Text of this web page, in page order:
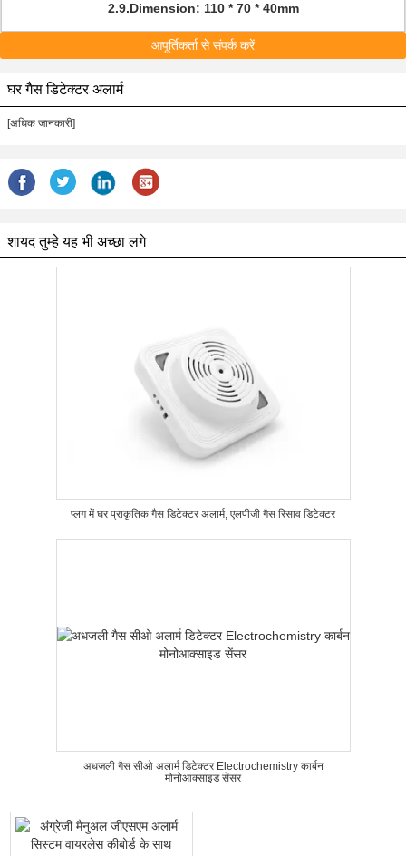
2.9.Dimension: 110 * 70 * 40mm
आपूर्तिकर्ता से संपर्क करें
घर गैस डिटेक्टर अलार्म
[अधिक जानकारी]
शायद तुम्हे यह भी अच्छा लगे
प्लग में घर प्राकृतिक गैस डिटेक्टर अलार्म, एलपीजी गैस रिसाव डिटेक्टर
अधजली गैस सीओ अलार्म डिटेक्टर Electrochemistry कार्बन
मोनोआक्साइड सेंसर